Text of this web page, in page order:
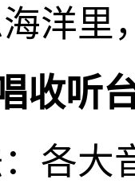
洋里
收听
各大